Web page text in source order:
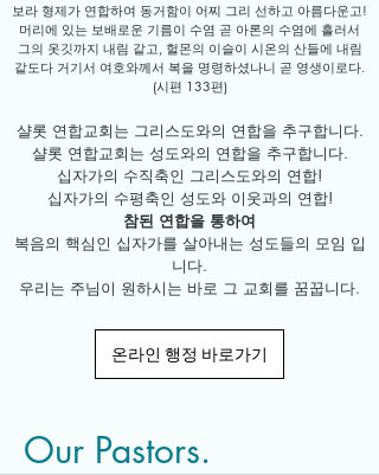
보라 형제가 연합하여 동거함이 어찌 그리 선하고 아름다운고!
머리에 있는 보배로운 기름이 수염 곧 아론의 수염에 흘러서
그의 옷깃까지 내림 같고, 헐몬의 이슬이 시온의 산들에 내림
같도다 거기서 여호와께서 복을 명령하셨나니 곧 영생이로다.
(시편 133편)
샬롯 연합교회는 그리스도와의 연합을 추구합니다.
샬롯 연합교회는 성도와의 연합을 추구합니다.
십자가의 수직축인 그리스도와의 연합!
십자가의 수평축인 성도와 이웃과의 연합!
참된 연합을 통하여
복음의 핵심인 십자가를 살아내는 성도들의 모임 입
니다.
​우리는 주님이 원하시는 바로 그 교회를 꿈꿉니다.
온라인 행정 바로가기
Our Pastors.